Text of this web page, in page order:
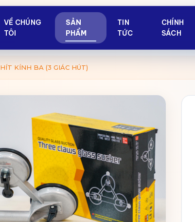
VỀ CHÚNG
TÔI
SẢN
PHẨM
TIN
TỨC
CHÍNH
SÁCH
HÍT KÍNH BA (3 GIÁC HÚT)